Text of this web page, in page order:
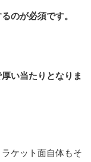
のが必須です。
い当たりとなりま
ケット面自体もそ